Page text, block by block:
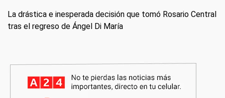
La drástica e inesperada decisión que tomó Rosario Central
tras el regreso de Ángel Di María